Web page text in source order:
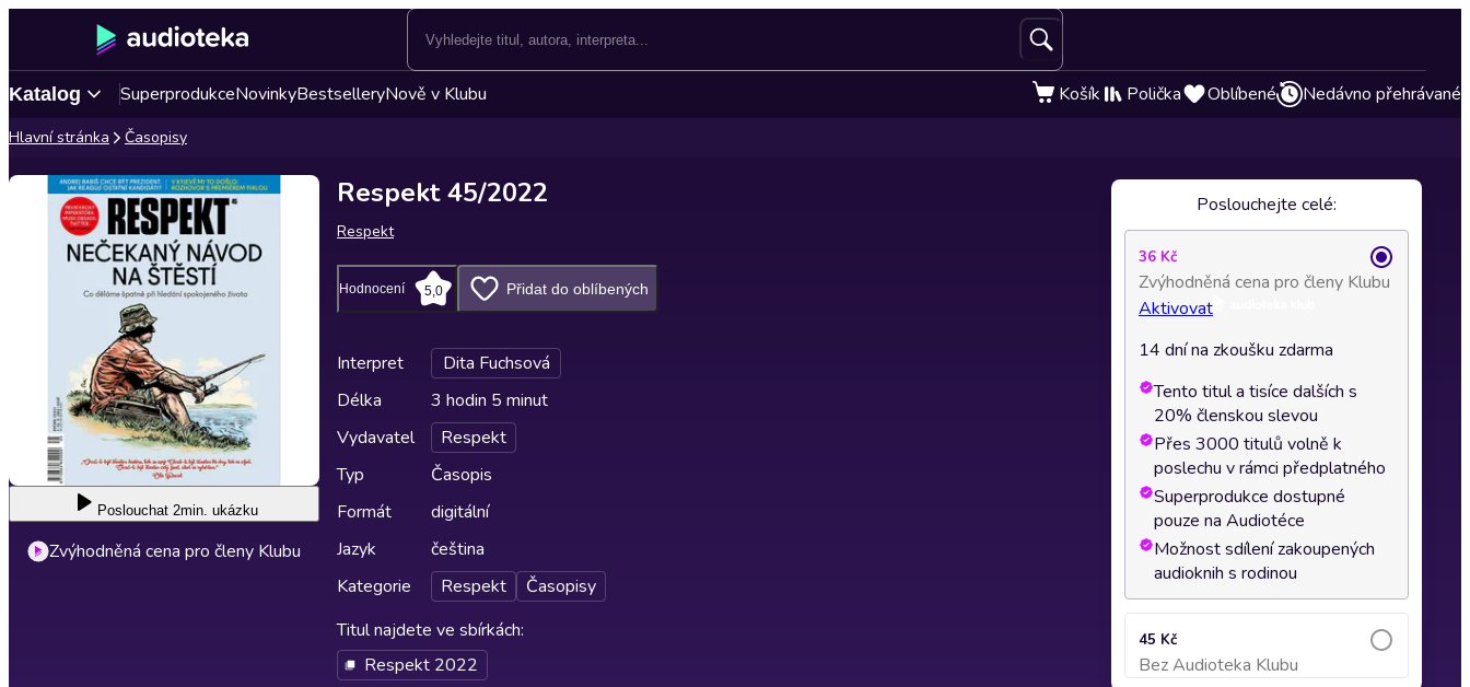
Katalog SuperprodukceNovinkyBestselleryNově v Klubu Košík Polička Oblíbené Nedávno přehrávané
Hlavní stránka Časopisy
Poslouchat 2min. ukázku
Zvýhodněná cena pro členy Klubu
Respekt 45/2022
Respekt
Hodnocení 5,0 Přidat do oblíbených
Interpret
Dita Fuchsová
Délka
3 hodin 5 minut
Vydavatel
Respekt
Typ
Časopis
Formát
digitální
Jazyk
čeština
Kategorie
Respekt
Časopisy
Titul najdete ve sbírkách:
Respekt 2022
Poslouchejte celé:
36 Kč
Zvýhodněná cena pro členy Klubu
Aktivovat
14 dní na zkoušku zdarma
Tento titul a tisíce dalších s
20% členskou slevou
Přes 3000 titulů volně k
poslechu v rámci předplatného
Superprodukce dostupné
pouze na Audiotéce
Možnost sdílení zakoupených
audioknih s rodinou
45 Kč
Bez Audioteka Klubu
Přidat do košíku